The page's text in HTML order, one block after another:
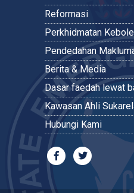
Reformasi
Perkhidmatan
Pendedahan
Berita & Media
Dasar faedah lewat
Kawasan Ahli
Hubungi Kami